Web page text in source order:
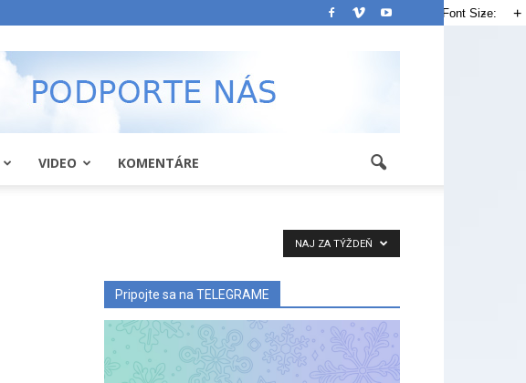
VIDEO KOMENTÁRE
NAJ ZA TÝŽDEŇ
Pripojte sa na TELEGRAME
Font Size:
- +